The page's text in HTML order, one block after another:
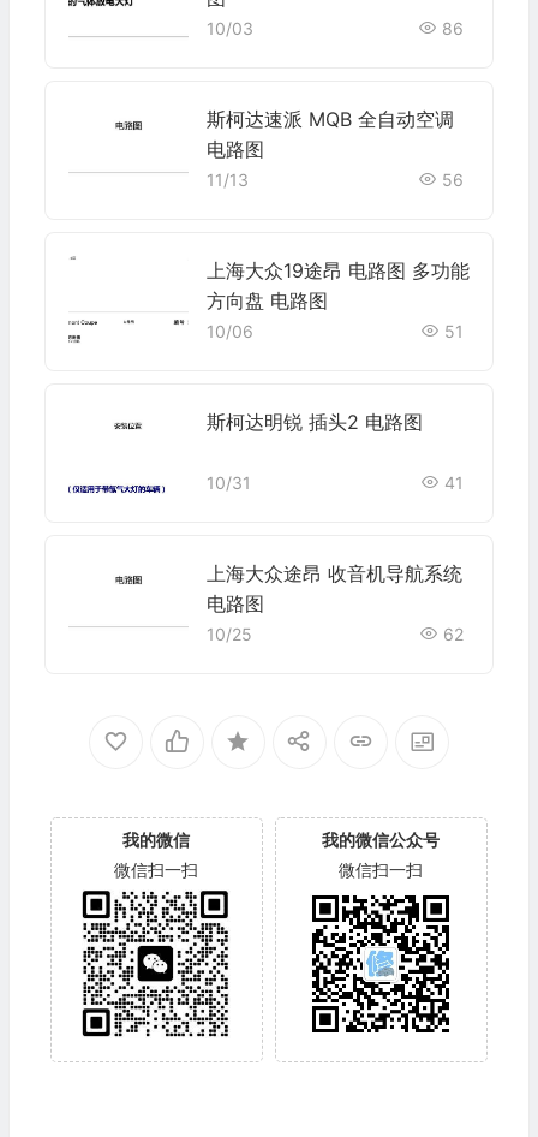
10/03 86
斯柯达速派 MQB 全自动空调
电路图
11/13 56
上海大众19途昂 电路图 多功能
方向盘 电路图
10/06 51
斯柯达明锐 插头2 电路图
10/31 41
上海大众途昂 收音机导航系统
电路图
10/25 62
我的微信
微信扫一扫
我的微信公众号
微信扫一扫